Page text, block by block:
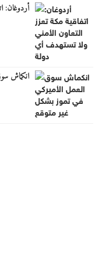
أردوغان:
انكماش